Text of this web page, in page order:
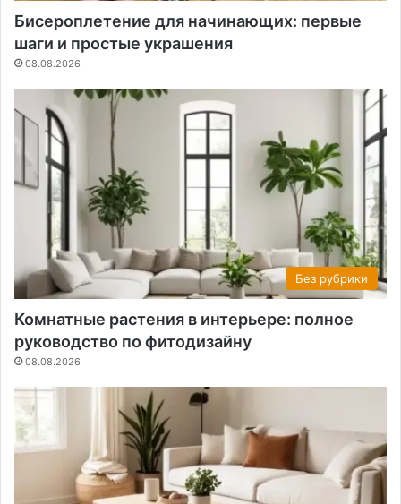
Бисероплетение для начинающих: первые
шаги и простые украшения
08.08.2026
Без рубрики
Комнатные растения в интерьере: полное
руководство по фитодизайну
08.08.2026